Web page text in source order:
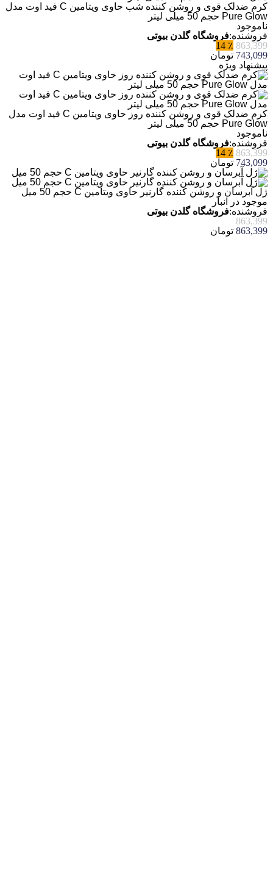
کرم ضدلک قوی و روشن کننده شب حاوی ویتامین C فید اوت مدل
Pure Glow حجم 50 میلی لیتر
ناموجود
فروشنده:فروشگاه گلدن بیوتی
863,399 ٪ 14
743,099 تومان
پیشنهاد ویژه
کرم ضدلک قوی و روشن کننده روز حاوی ویتامین C فید اوت مدل
Pure Glow حجم 50 میلی لیتر
ناموجود
فروشنده:فروشگاه گلدن بیوتی
863,399 ٪ 14
743,099 تومان
ژل آبرسان و روشن کننده گارنیر حاوی ویتامین C حجم 50 میل
موجود در انبار
فروشنده:فروشگاه گلدن بیوتی
863,399
863,399 تومان